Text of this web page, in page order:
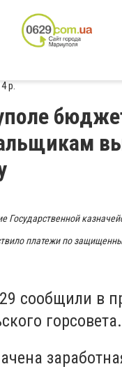
р.
Государственной
платежи по
сообщили в
горсовета.